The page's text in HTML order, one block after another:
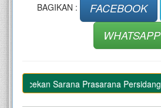
BAGIKAN : FACEBOOK
WHATSAPP
Sarana Prasarana Persidangan